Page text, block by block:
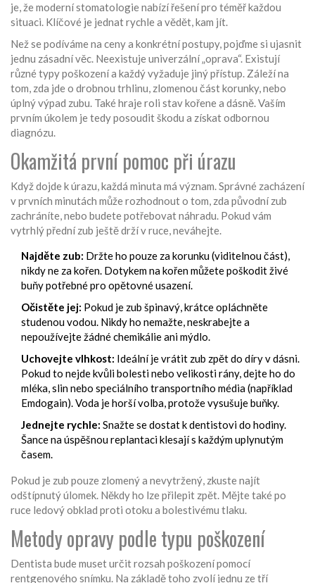
je, že moderní stomatologie nabízí řešení pro téměř každou
situaci. Klíčové je jednat rychle a vědět, kam jít.
Než se podíváme na ceny a konkrétní postupy, pojďme si ujasnit
jednu zásadní věc. Neexistuje univerzální „oprava“. Existují
různé typy poškození a každý vyžaduje jiný přístup. Záleží na
tom, zda jde o drobnou trhlinu, zlomenou část korunky, nebo
úplný výpad zubu. Také hraje roli stav kořene a dásně. Vaším
prvním úkolem je tedy posoudit škodu a získat odbornou
diagnózu.
Okamžitá první pomoc při úrazu
Když dojde k úrazu, každá minuta má význam. Správné zacházení
v prvních minutách může rozhodnout o tom, zda původní zub
zachráníte, nebo budete potřebovat náhradu. Pokud vám
vytrhlý přední zub ještě drží v ruce, neváhejte.
Najděte zub: Držte ho pouze za korunku (viditelnou část),
nikdy ne za kořen. Dotykem na kořen můžete poškodit živé
buňy potřebné pro opětovné usazení.
Očistěte jej: Pokud je zub špinavý, krátce opláchněte
studenou vodou. Nikdy ho nemažte, neskrabejte a
nepoužívejte žádné chemikálie ani mýdlo.
Uchovejte vlhkost: Ideální je vrátit zub zpět do díry v dásni.
Pokud to nejde kvůli bolesti nebo velikosti rány, dejte ho do
mléka, slin nebo speciálního transportního média (například
Emdogain). Voda je horší volba, protože vysušuje buňky.
Jednejte rychle: Snažte se dostat k dentistovi do hodiny.
Šance na úspěšnou replantaci klesají s každým uplynutým
časem.
Pokud je zub pouze zlomený a nevytržený, zkuste najít
odštípnutý úlomek. Někdy ho lze přilepit zpět. Mějte také po
ruce ledový obklad proti otoku a bolestivému tlaku.
Metody opravy podle typu poškození
Dentista bude muset určit rozsah poškození pomocí
rentgenového snímku. Na základě toho zvolí jednu ze tří